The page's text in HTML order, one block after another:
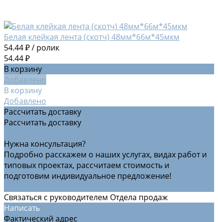
Белая клейкая лента (скотч) 48мм*66м*45мкм
54.44 ₽/ ролик
54.44 ₽
В корзину
Добавлено
В корзину
Добавлено
Рассчитать доставку
Рассчитать доставку
Нужна консультация?
Подробно расскажем о наших услугах, видах работ и
типовых проектах, рассчитаем стоимость и
подготовим индивидуальное предложение!
Связаться с руководителем Отдела продаж
Написать
Фактический адрес